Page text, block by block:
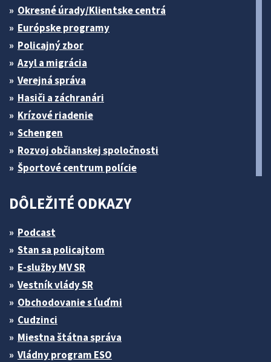
Okresné úrady/Klientske centrá
Európske programy
Policajný zbor
Azyl a migrácia
Verejná správa
Hasiči a záchranári
Krízové riadenie
Schengen
Rozvoj občianskej spoločnosti
Športové centrum polície
DÔLEŽITÉ ODKAZY
Podcast
Stan sa policajtom
E-služby MV SR
Vestník vlády SR
Obchodovanie s ľuďmi
Cudzinci
Miestna štátna správa
Vládny program ESO